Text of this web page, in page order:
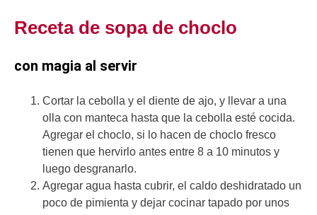
Receta de sopa de choclo
con magia al servir
Cortar la cebolla y el diente de ajo, y llevar a una
olla con manteca hasta que la cebolla esté cocida.
Agregar el choclo, si lo hacen de choclo fresco
tienen que hervirlo antes entre 8 a 10 minutos y
luego desgranarlo.
Agregar agua hasta cubrir, el caldo deshidratado un
poco de pimienta y dejar cocinar tapado por unos